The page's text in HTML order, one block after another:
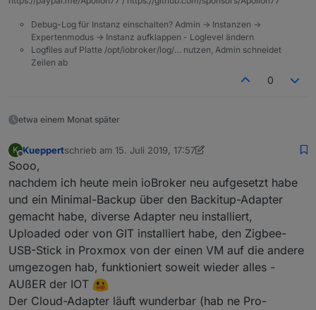
Login auf
IOBROKER IST NOCH NICHT VERBUNDEN....
eigentlich nicht, sondern nur IFTTT)
Maker key eingetragen und "Get new service URL
key" angefordert. Alle anderen Einstellungen sind
Debug-Log für Instanz einschalten? Admin -> Instanzen ->
Expertenmodus -> Instanz aufklappen - Loglevel ändern
Logfiles auf Platte /opt/iobroker/log/… nutzen, Admin schneidet
Zeilen ab
0
etwa einem Monat später
K Kueppertschrieb am 15. Juli 2019, 17:57
zuletzt editiert von Kueppert
Sooo,
nachdem ich heute mein ioBroker neu aufgesetzt habe
und ein Minimal-Backup über den Backitup-Adapter
gemacht habe, diverse Adapter neu installiert,
Uploaded oder von GIT installiert habe, den Zigbee-
USB-Stick in Proxmox von der einen VM auf die andere
umgezogen hab, funktioniert soweit wieder alles -
AUßER der IOT
Der Cloud-Adapter läuft wunderbar (hab ne Pro-